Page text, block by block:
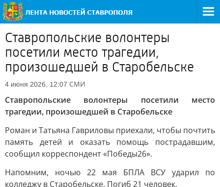
Ставропольские волонтеры
посетили место трагедии,
произошедшей в Старобельске
4 июня 2026, 12:07 СМИ
Ставропольские волонтеры посетили место
трагедии, произошедшей в Старобельске
Роман и Татьяна Гавриловы приехали, чтобы почтить
память детей и оказать помощь пострадавшим,
сообщил корреспондент «Победы26».
Напомним, ночью 22 мая БПЛА ВСУ ударил по
колледжу в Старобельске. Погиб 21 человек.